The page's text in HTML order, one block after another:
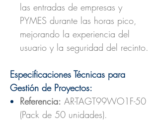
las entradas de empresas y
PYMES durante las horas pico,
mejorando la experiencia del
usuario y la seguridad del recinto.
Especificaciones Técnicas para
Gestión de Proyectos:
Referencia: AR-TAGT99WO1F-50
(Pack de 50 unidades).